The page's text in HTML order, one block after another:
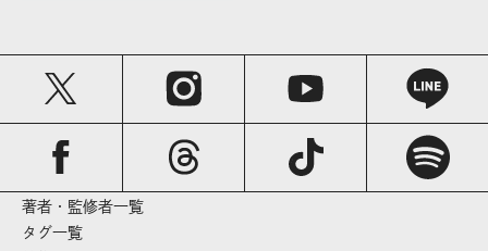
著者・監修者一覧
タグ一覧